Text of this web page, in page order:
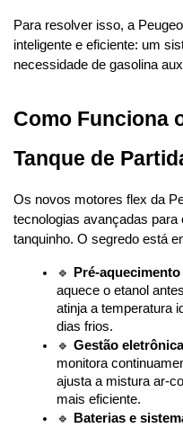
Para resolver isso, a
inteligente e eficiente: um
necessidade de gasolina
Como Funciona
Tanque de
Os novos motores flex da
tecnologias avançadas
tanquinho. O segredo está
🔹 Pré-
aquece o etanol
atinja a temperatura
dias frios.
🔹 Gestão
monitora
ajusta a mistura ar-
mais eficiente.
🔹
Baterias e